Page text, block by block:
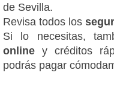
de Sevilla.
Revisa todos los
Si lo necesitas,
online y créditos
podrás pagar